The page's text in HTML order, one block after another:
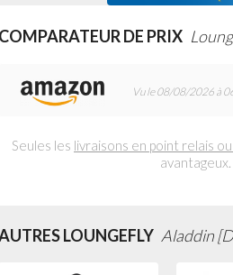
COMPARATEUR DE PRIX
Vu le 08/08/2026 à
Seules les livraisons en point relais
LOUNGEFLY Aladdin